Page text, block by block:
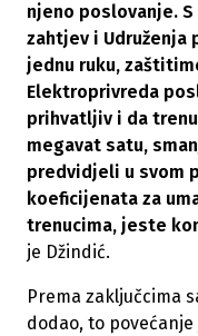
njeno poslovanje.
zahtjev i Udruženja
jednu ruku,
Elektroprivreda
prihvatljiv i da
megavat satu,
predvidjeli u svom
koeficijenata za
trenucima, jeste
je Džindić.
Prema zaključcima
dodao, to povećanje